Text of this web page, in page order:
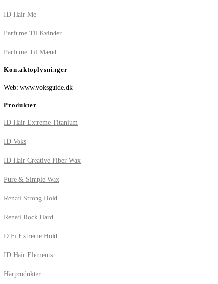
ID Hair Me
Parfume Til Kvinder
Parfume Til Mænd
Kontaktoplysninger
Web: www.voksguide.dk
Produkter
ID Hair Extreme Titanium
ID Voks
ID Hair Creative Fiber Wax
Pure & Simple Wax
Renati Strong Hold
Renati Rock Hard
D:Fi Extreme Hold
ID Hair Elements
Hårprodukter